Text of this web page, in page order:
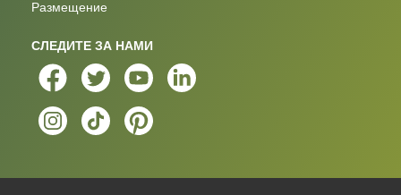
Размещение
СЛЕДИТЕ ЗА НАМИ